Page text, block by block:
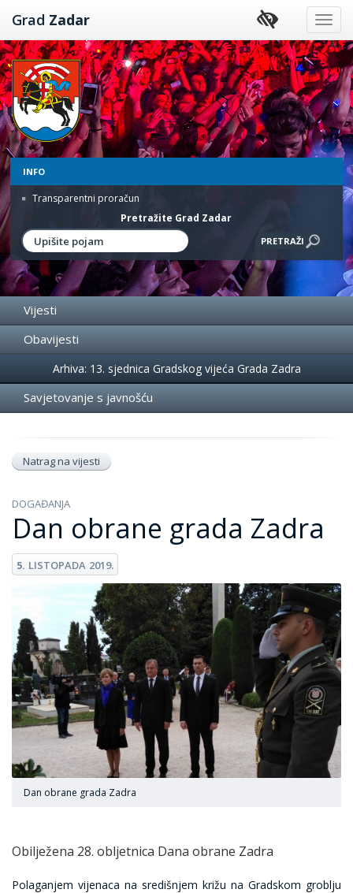
Preskoči
na
sadržaj
Grad Zadar
INFO
Transparentni proračun
Pretražite Grad Zadar
Vijesti
Obavijesti
Događanja
Arhiva: 13. sjednica Gradskog vijeća Grada Zadra
Savjetovanje s javnošću
Natrag na vijesti
DOGAĐANJA
Dan obrane grada Zadra
5. LISTOPADA 2019.
Dan obrane grada Zadra
Obilježena 28. obljetnica Dana obrane Zadra
Polaganjem vijenaca na središnjem križu na Gradskom groblju